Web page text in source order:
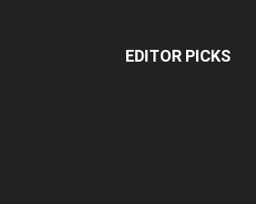
EDITOR PICKS